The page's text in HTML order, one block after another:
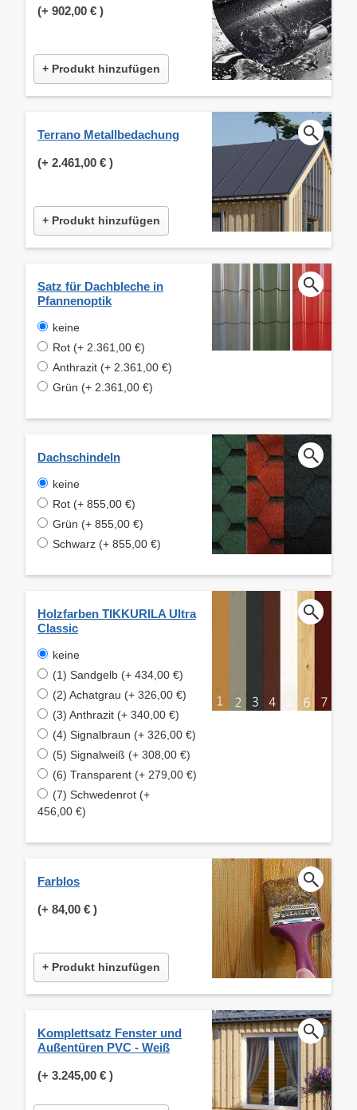
(+ 902,00 € )
+ Produkt hinzufügen
Terrano Metallbedachung
(+ 2.461,00 € )
+ Produkt hinzufügen
Satz für Dachbleche in
Pfannenoptik
keine
Rot (+ 2.361,00 €)
Anthrazit (+ 2.361,00 €)
Grün (+ 2.361,00 €)
Dachschindeln
keine
Rot (+ 855,00 €)
Grün (+ 855,00 €)
Schwarz (+ 855,00 €)
Holzfarben TIKKURILA Ultra
Classic
keine
(1) Sandgelb (+ 434,00 €)
(2) Achatgrau (+ 326,00 €)
(3) Anthrazit (+ 340,00 €)
(4) Signalbraun (+ 326,00 €)
(5) Signalweiß (+ 308,00 €)
(6) Transparent (+ 279,00 €)
(7) Schwedenrot (+
456,00 €)
Farblos
(+ 84,00 € )
+ Produkt hinzufügen
Komplettsatz Fenster und
Außentüren PVC - Weiß
(+ 3.245,00 € )